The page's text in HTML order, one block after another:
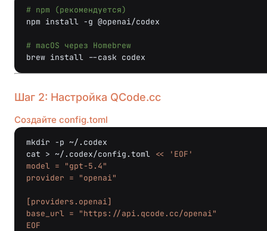
# npm (рекомендуется)
npm install -g @openai/codex
# macOS через Homebrew
brew install --cask
Шаг 2: Настройка QCode.cc
Создайте config.toml
mkdir -p ~/.codex
cat > ~/.codex/config.toml << 'EOF'
model = "gpt-5.4"
provider = "openai"
[providers.openai]
base_url = "https://api.qcode.cc/openai"
EOF